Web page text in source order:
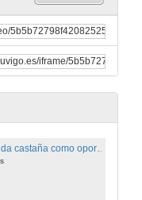
Aproveitando os recursos do monte: O sabugueiro
Aproveitamento da castaña como oportunidade para o desenvolvemento rural
Aproveitamento da castaña como oportunidade para o desenvolvemento rural